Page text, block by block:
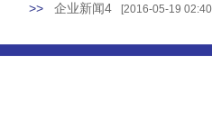
>> 企业新闻4 [2016-05-19